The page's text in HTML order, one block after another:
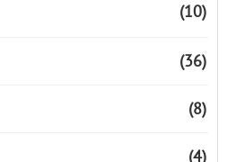
(10)
(36)
(8)
(4)